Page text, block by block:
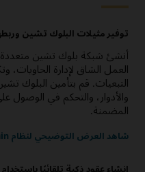
توفير مثيلات البلوك تشين
أنشئ شبكة بلوك تشين
العمل الشاق لإدارة الحاويات،
التبعيات. قم بتأمين البلوك
والأدوار، والتحكم في الوصول
المضمنة.
شاهد العرض التوضيحي لنظام Blockchain الأساسي (3:17)
إنشاء عقود ذكية تلقائيًا